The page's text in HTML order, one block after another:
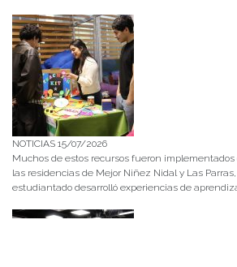
NOTICIAS 15/07/2026
Muchos de estos recursos fueron
las residencias de Mejor Niñez Nidal y Las
estudiantado desarrolló experiencias de